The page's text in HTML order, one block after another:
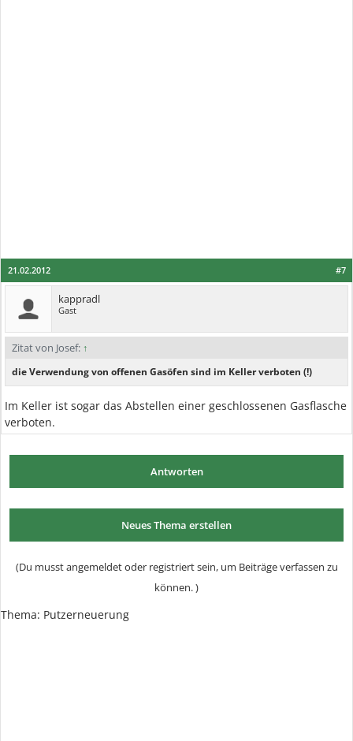
#7
21.02.2012
kappradl
Gast
Zitat von Josef: ↑
die Verwendung von offenen Gasöfen sind im Keller verboten (!)
Im Keller ist sogar das Abstellen einer geschlossenen Gasflasche
verboten.
Antworten
Neues Thema erstellen
(Du musst angemeldet oder registriert sein, um Beiträge verfassen zu
können. )
Thema: Putzerneuerung